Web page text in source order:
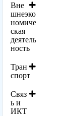
Вне
шнеэко
номиче
ская
деятель
ность
Тран
спорт
Связ
ь и
ИКТ